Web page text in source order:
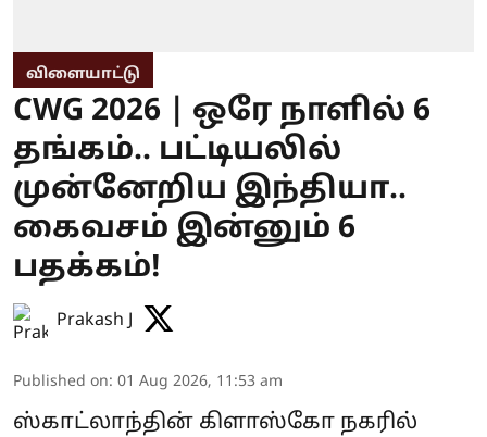
விளையாட்டு
CWG 2026 | ஒரே நாளில் 6
தங்கம்.. பட்டியலில்
முன்னேறிய இந்தியா..
கைவசம் இன்னும் 6
பதக்கம்!
Prakash J
Published on: 01 Aug 2026, 11:53 am
ஸ்காட்லாந்தின் கிளாஸ்கோ நகரில்